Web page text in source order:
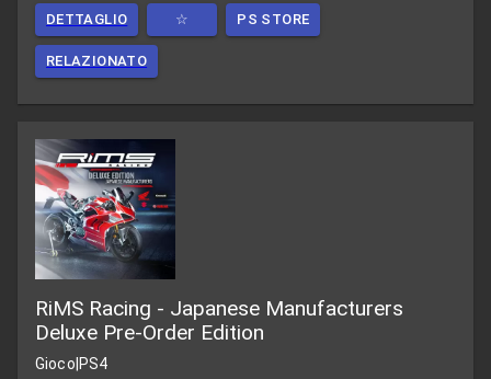
DETTAGLIO ☆ PS STORE
RELAZIONATO
RiMS Racing - Japanese Manufacturers
Deluxe Pre-Order Edition
Gioco PS4